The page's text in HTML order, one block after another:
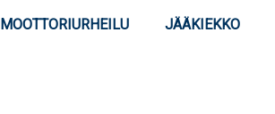
MOOTTORIURHEILU JÄÄKIEKKO